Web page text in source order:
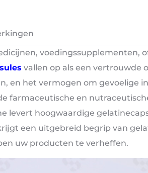
voedingssupplementen,
vallen op als een vertrouwde
en het vermogen om gevoelige
farmaceutische en
levert hoogwaardige
een uitgebreid begrip van
uw producten te verheffen.